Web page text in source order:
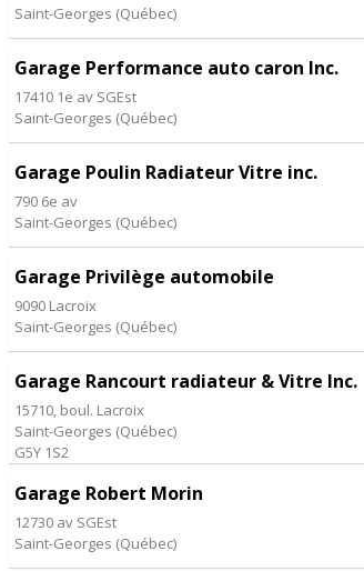
Saint-Georges (Québec)
Garage Performance auto caron Inc.
17410 1e av SGEst
Saint-Georges (Québec)
Garage Poulin Radiateur Vitre inc.
790 6e av
Saint-Georges (Québec)
Garage Privilège automobile
9090 Lacroix
Saint-Georges (Québec)
Garage Rancourt radiateur & Vitre Inc.
15710, boul. Lacroix
Saint-Georges (Québec)
G5Y 1S2
Garage Robert Morin
12730 av SGEst
Saint-Georges (Québec)